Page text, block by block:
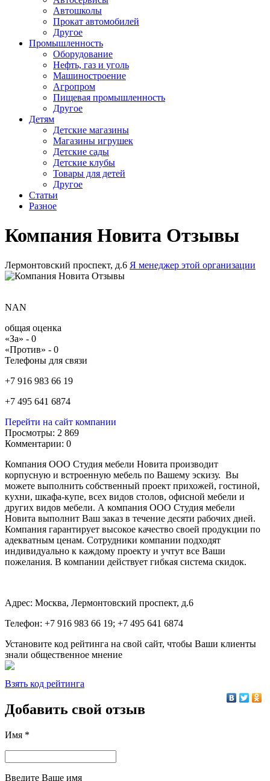
Автошколы
Прокат автомобилей
Другое
Промышленность
Оборудование
Нефть, газ и уголь
Машиностроение
Агропром
Пищевая промышленность
Другое
Детям
Детские магазины
Магазины игрушек
Детские сады
Детские клубы
Товары для детей
Другое
Статьи
Разное
Компания Новита Отзывы
Лермонтовский проспект, д.6 Я менеджер этой организации
NAN
общая оценка
«За» - 0
«Против» - 0
Телефоны для связи
+7 916 983 66 19
+7 495 641 6874
Перейти на сайт компании
Просмотры: 2 869
Комментарии: 0
Компания ООО Студия мебели Новита производит
корпусную и встроенную мебель по Вашему эскизу. Вы
можете выполнить собственный проект прихожей, гостиной,
кухни, шкафа-купе, всех видов столов, офисной мебели и
других видов мебели. А компания ООО Студия мебели
Новита выполнит Ваш заказ в течение десяти рабочих дней.
Компания гарантирует высокое качество своей продукции по
адекватным ценам. Сотрудники компании подходят
индивидуально к каждому проекту и учтут все Ваши
пожелания. В компании действует гибкая система скидок.
Адрес: Москва, Лермонтовский проспект, д.6
Телефон: +7 916 983 66 19; +7 495 641 6874
Установите код рейтинга на свой сайт, чтобы Ваши клиенты
знали общественное мнение
Взять код рейтинга
Добавить свой отзыв
Имя *
Введите Ваше имя